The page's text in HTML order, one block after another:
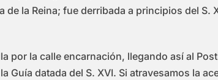
de la Reina; fue derribada a principios del S.
por la calle encarnación, llegando así al
Guía datada del S. XVI. Si atravesamos la